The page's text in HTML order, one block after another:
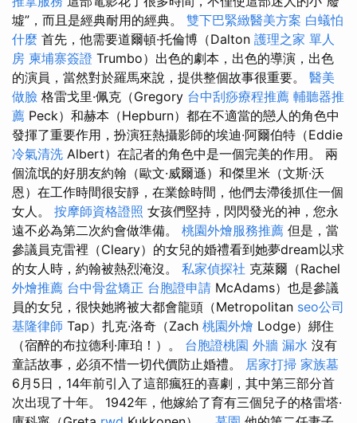
墟”，而且是經典耐用的經典。 雙下巴緊緻醫美方案 白蟻怕
什麼 首先，他需要道爾頓·托倫博（Dalton 護理之家 單人
房 柬埔寨簽證 Trumbo）出色的劇本，出色的導演，出色
的演員，當然對於羅馬來說，提供整個故事很重要。 醫美
做臉 格雷戈里·佩克（Gregory 台中刮痧療程推薦 輔聽器推
薦 Peck）和赫本（Hepburn）都在不適當的戀人的角色中
發揮了重要作用，扮演狂熱攝影師的埃迪·阿爾伯特（Eddie
冷氣清洗 Albert）在記者的角色中是一個完美的作用。 兩
個流氓的好朋友約翰（歐文·威爾遜）和傑里米（文斯·沃
恩）在工作時間很安靜，在業餘時間，他們去滯後抓住一個
女人。 按摩師資格證照 女孩們堅持，閃閃發光的神，您永
遠不必為第二次約會做準備。 桃園外燴服務推薦 但是，當
參議員克雷裡（Cleary）的女兒的婚禮看到她夢dream以求
的女人時，約翰被熱烈淹沒。 私家偵探社 克萊爾（Rachel
外燴推薦 台中骨盆矯正 台胞證申請 McAdams）也是參議
員的女兒，很快她將被大都會龍頭（Metropolitan seo公司
基隆律師 Tap）扎克·洛奇（Zach 桃園外燴 Lodge）綁住
（宿醉的布拉德利·庫珀！）。 台胞證桃園 外牆 漏水 沒有
童話故事，必須不惜一切代價防止婚禮。 居家打掃 家族墓
6月5日，14年前引入了這部瘋狂的喜劇，其中第三部分首
次出現了十年。 1942年，他嫁給了育有三個兒子的格雷塔·